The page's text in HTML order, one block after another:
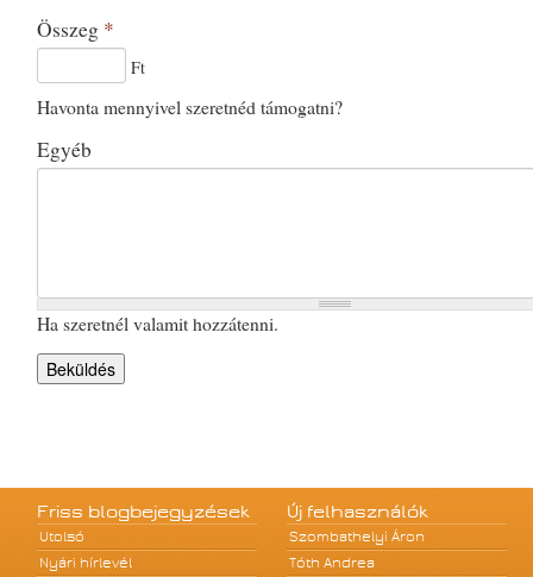
Összeg *
Ft
Havonta mennyivel szeretnéd támogatni?
Egyéb
Ha szeretnél valamit hozzátenni.
Friss blogbejegyzések
Utolsó
Nyári hírlevél
Új felhasználók
Szombathelyi Áron
Tóth Andrea